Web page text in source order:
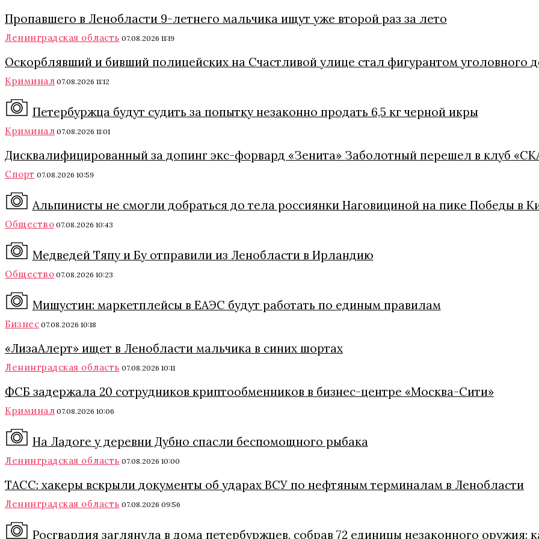
Пропавшего в Ленобласти 9-летнего мальчика ищут уже второй раз за лето
Ленинградская область 07.08.2026 11:19
Оскорблявший и бивший полицейских на Счастливой улице стал фигурантом уголовного
Криминал 07.08.2026 11:12
Петербуржца будут судить за попытку незаконно продать 6,5 кг черной икры
Криминал 07.08.2026 11:01
Дисквалифицированный за допинг экс-форвард «Зенита» Заболотный перешел в клуб
Спорт 07.08.2026 10:59
Альпинисты не смогли добраться до тела россиянки Наговициной на пике Победы в
Общество 07.08.2026 10:43
Медведей Тяпу и Бу отправили из Ленобласти в Ирландию
Общество 07.08.2026 10:23
Мишустин: маркетплейсы в ЕАЭС будут работать по единым правилам
Бизнес 07.08.2026 10:18
«ЛизаАлерт» ищет в Ленобласти мальчика в синих шортах
Ленинградская область 07.08.2026 10:11
ФСБ задержала 20 сотрудников криптообменников в бизнес-центре «Москва-Сити»
Криминал 07.08.2026 10:06
На Ладоге у деревни Дубно спасли беспомощного рыбака
Ленинградская область 07.08.2026 10:00
ТАСС: хакеры вскрыли документы об ударах ВСУ по нефтяным терминалам в Ленобласти
Ленинградская область 07.08.2026 09:56
Росгвардия заглянула в дома петербуржцев, собрав 72 единицы незаконного оружия: